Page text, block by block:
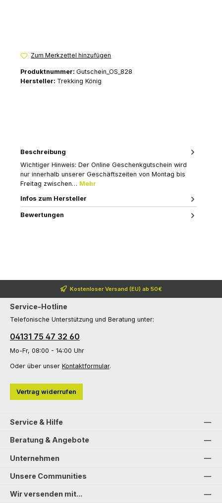
Zum Merkzettel hinzufügen
Produktnummer: Gutschein_OS_828
Hersteller: Trekking König
Beschreibung
Wichtiger Hinweis: Der Online Geschenkgutschein wird
nur innerhalb unserer Geschäftszeiten von Montag bis
Freitag zwischen… Mehr
Infos zum Hersteller
Bewertungen
Kostenloser Versand (EU) ab 50€
Service-Hotline
Telefonische Unterstützung und Beratung unter:
04131 75 47 32 60
Mo-Fr, 08:00 - 14:00 Uhr
Oder über unser Kontaktformular.
Vertrag widerrufen
Service & Hilfe
Beratung & Angebote
Unternehmen
Unsere Communities
Wir versenden mit...